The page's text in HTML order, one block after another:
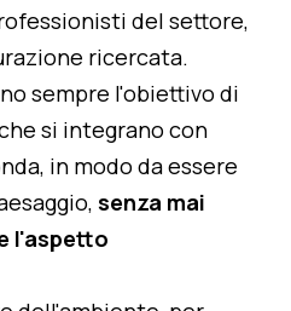
del settore,
ricercata.
sempre l'obiettivo di
si integrano con
in modo da essere
senza mai
l'aspetto